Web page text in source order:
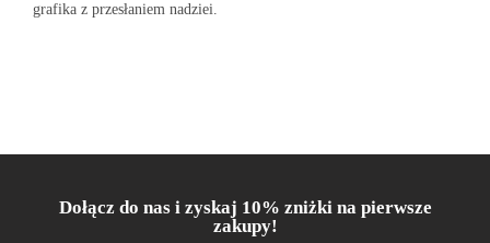
grafika z przesłaniem nadziei.
Dołącz do nas i zyskaj 10% zniżki na pierwsze
zakupy!